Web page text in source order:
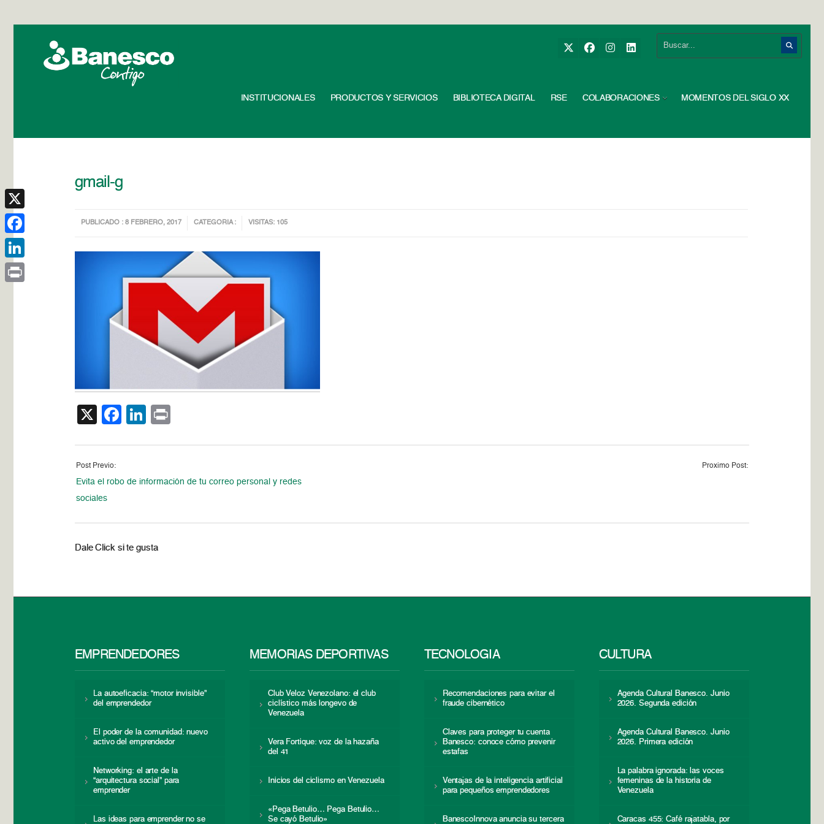
INSTITUCIONALES PRODUCTOS Y SERVICIOS BIBLIOTECA DIGITAL RSE COLABORACIONES MOMENTOS DEL SIGLO XX
gmail-g
PUBLICADO : 8 FEBRERO, 2017 CATEGORIA : VISITAS: 105
X Facebook
LinkedIn
Post Previo:
Evita el robo de información de tu correo personal y redes
sociales
Proximo Post:
Dale Click si te gusta
EMPRENDEDORES
La autoeficacia: “motor invisible”
del emprendedor
El poder de la comunidad: nuevo
activo del emprendedor
Networking: el arte de la
“arquitectura social” para
emprender
Las ideas para emprender no se
MEMORIAS DEPORTIVAS
Club Veloz Venezolano: el club
ciclístico más longevo de
Venezuela
Vera Fortique: voz de la hazaña
del 41
Inicios del ciclismo en Venezuela
«Pega Betulio… Pega Betulio…
Se cayó Betulio»
TECNOLOGÍA
Recomendaciones para evitar el
fraude cibernético
Claves para proteger tu cuenta
Banesco: conoce cómo prevenir
estafas
Ventajas de la inteligencia artificial
para pequeños emprendedores
BanescoInnova anuncia su tercera
CULTURA
Agenda Cultural Banesco. Junio
2026. Segunda edición
Agenda Cultural Banesco. Junio
2026. Primera edición
La palabra ignorada: las voces
femeninas de la historia de
Venezuela
Caracas 455: Café rajatabla, por
X
Facebook
LinkedIn